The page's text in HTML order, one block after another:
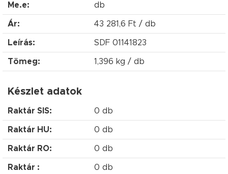
Me.e: db
Ár: 43 281,6 Ft / db
Leírás: SDF 01141823
Tömeg: 1,396 kg / db
Készlet adatok
Raktár SIS: 0 db
Raktár HU: 0 db
Raktár RO: 0 db
Raktár : 0 db